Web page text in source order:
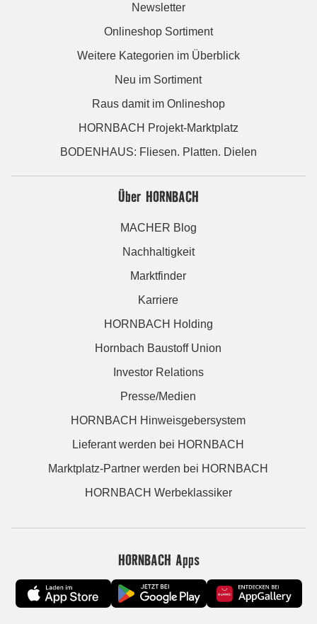
Newsletter
Onlineshop Sortiment
Weitere Kategorien im Überblick
Neu im Sortiment
Raus damit im Onlineshop
HORNBACH Projekt-Marktplatz
BODENHAUS: Fliesen. Platten. Dielen
Über HORNBACH
MACHER Blog
Nachhaltigkeit
Marktfinder
Karriere
HORNBACH Holding
Hornbach Baustoff Union
Investor Relations
Presse/Medien
HORNBACH Hinweisgebersystem
Lieferant werden bei HORNBACH
Marktplatz-Partner werden bei HORNBACH
HORNBACH Werbeklassiker
HORNBACH Apps